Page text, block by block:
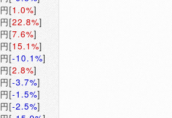
円[1.0%]
円[22.8%]
円[7.6%]
円[15.1%]
円[-10.1%]
円[2.8%]
円[-3.7%]
円[-1.5%]
円[-2.5%]